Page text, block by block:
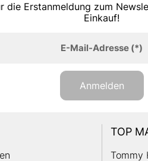
die Erstanmeldung zum
Einkauf!
E-Mail-Adresse(*)
Anmelden
TOP
Tommy